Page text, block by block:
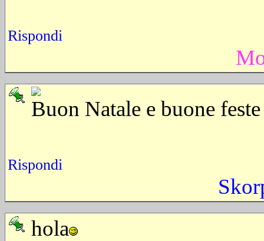
Rispondi
Buon Natale e buone
Rispondi
hola